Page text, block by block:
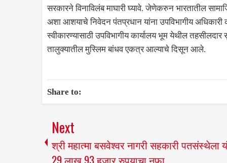
सरकारने विनाविलंब माघारी घ्यावे. जेणेकरुन भारतातील
अशा आशयाचे निवेदन पंतप्रधान यांना उपविभागीय
स्वीकारण्यासाठी उपविभागीय कार्यालय भूम येथील
तालुक्यातील मुस्लिम बांधव एकत्र आल्याचे दिसून आले.
Share to:
Next
श्री महात्मा बसवेश्वर नागरी सहकारी पतसंस्थेला
29 लाख 93 हजार रुपयाचा नफा